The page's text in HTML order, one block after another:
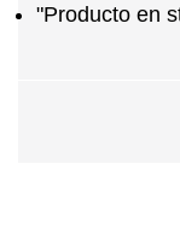
"Producto en